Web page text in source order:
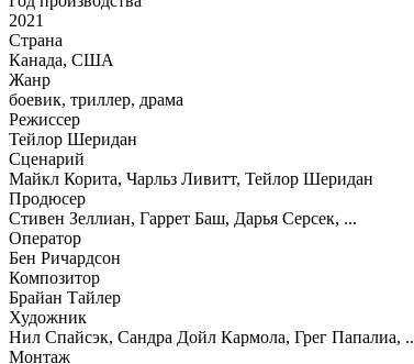
2021
Страна
Канада, США
Жанр
боевик, триллер, драма
Режиссер
Тейлор Шеридан
Сценарий
Майкл Корита, Чарльз Ливитт, Тейлор Шеридан
Продюсер
Стивен Зеллиан, Гаррет Баш, Дарья Серсек, ...
Оператор
Бен Ричардсон
Композитор
Брайан Тайлер
Художник
Нил Спайсэк, Сандра Дойл Кармола, Грег Папалиа,
Монтаж